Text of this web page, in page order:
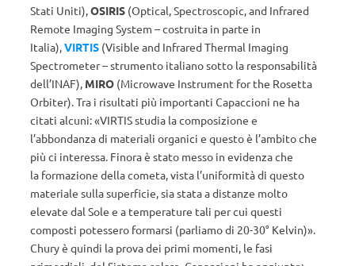
Stati Uniti),OSIRIS (Optical, Spectroscopic, and Infrared
Remote Imaging System – costruita in parte in
Italia),VIRTIS (Visible and Infrared Thermal Imaging
Spectrometer – strumento italiano sotto la responsabilità
dell’INAF), MIRO (Microwave Instrument for the Rosetta
Orbiter). Tra i risultati più importanti Capaccioni ne ha
citati alcuni: «VIRTIS studia la composizione e
l’abbondanza di materiali organici e questo è l’ambito che
più ci interessa. Finora è stato messo in evidenza che
la formazione della cometa, vista l’uniformità di questo
materiale sulla superficie, sia stata a distanze molto
elevate dal Sole e a temperature tali per cui questi
composti potessero formarsi (parliamo di 20-30° Kelvin)».
Chury è quindi la prova dei primi momenti, le fasi